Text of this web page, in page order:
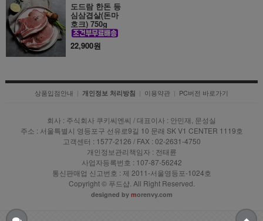
도드람 한돈 등
심삼겹살(돈마
호크) 750g
22,900원
상품입점안내 | 개인정보 처리방침 | 이용약관 | PC버전 바로가기
회사 : 주식회사 쿠키씨엔씨 / 대표이사 : 안민재, 문성실
주소 : 서울특별시 영등포구 선유로9길 10 문래 SK V1 CENTER 1119호
고객센터 : 1577-2126 / FAX : 02-2631-4750
개인정보관리책임자 : 전태륜
사업자등록번호 : 107-87-56242
통신판매업 신고번호 : 제 2011-서울영등포-1024호
Copyright © 푸드샵. All Right Reserved.
designed by morenvy.com